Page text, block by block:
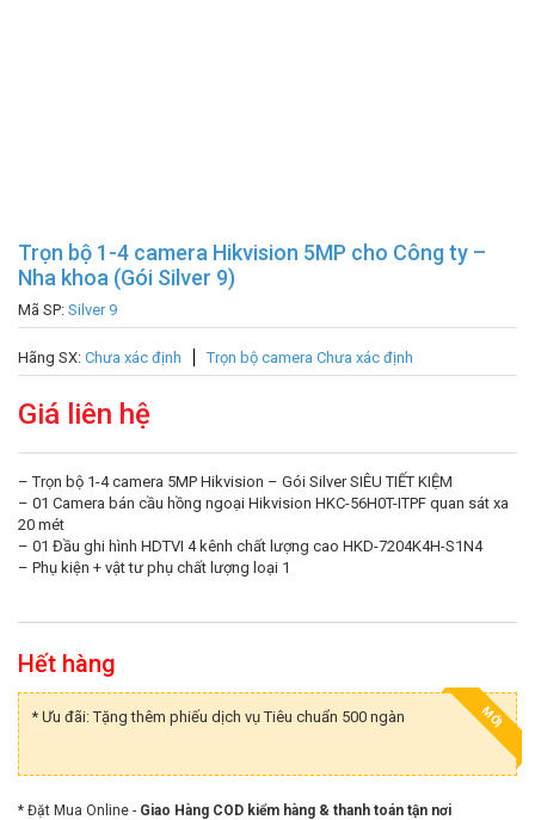
Trọn bộ 1-4 camera Hikvision 5MP cho Công ty –
Nha khoa (Gói Silver 9)
Mã SP: Silver 9
Hãng SX: Chưa xác định Trọn bộ camera Chưa xác định
Giá liên hệ
– Trọn bộ 1-4 camera 5MP Hikvision – Gói Silver SIÊU TIẾT KIỆM
– 01 Camera bán cầu hồng ngoại Hikvision HKC-56H0T-ITPF quan sát xa
20 mét
– 01 Đầu ghi hình HDTVI 4 kênh chất lượng cao HKD-7204K4H-S1N4
– Phụ kiện + vật tư phụ chất lượng loại 1
Hết hàng
MỚI
* Ưu đãi: Tặng thêm phiếu dịch vụ Tiêu chuẩn 500 ngàn
* Đặt Mua Online - Giao Hàng COD kiểm hàng & thanh toán tận nơi